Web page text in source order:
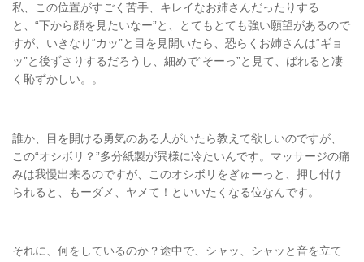
私、この位置がすごく苦手、キレイなお姉さんだったりする
と、“下から顔を見たいなー”と、とてもとても強い願望があるので
すが、いきなり“カッ”と目を見開いたら、恐らくお姉さんは“ギョ
ッ”と後ずさりするだろうし、細めで“そーっ”と見て、ばれると凄
く恥ずかしい。。
誰か、目を開ける勇気のある人がいたら教えて欲しいのですが、
この“オシボリ？”多分紙製が異様に冷たいんです。マッサージの痛
みは我慢出来るのですが、このオシボリをぎゅーっと、押し付け
られると、もーダメ、ヤメて！といいたくなる位なんです。
それに、何をしているのか？途中で、シャッ、シャッと音を立て